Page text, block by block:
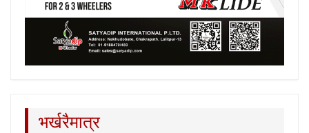
भर्खरैमात्र